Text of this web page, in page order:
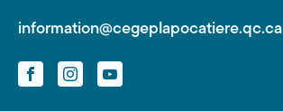
information@cegeplapocatiere.qc.ca
FacebookInstagramYouTube